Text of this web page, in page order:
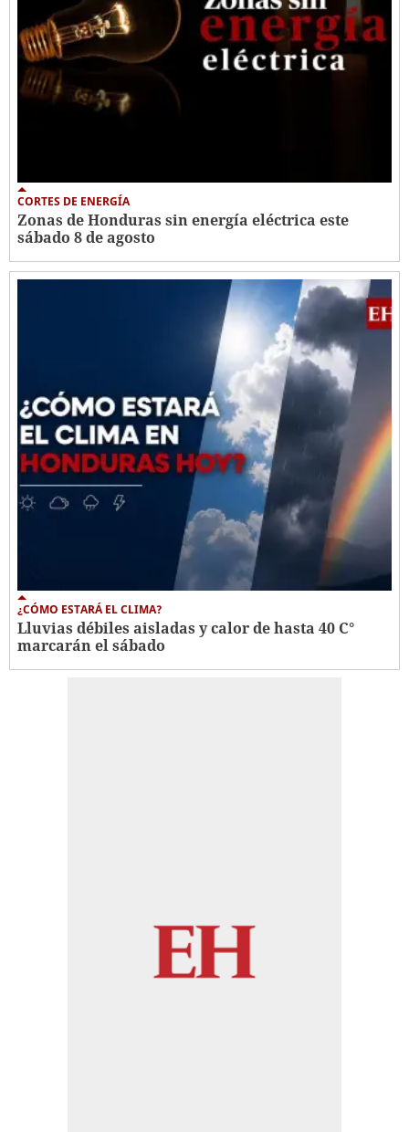
CORTES DE ENERGÍA
Zonas de Honduras sin energía eléctrica este
sábado 8 de agosto
¿CÓMO ESTARÁ EL CLIMA?
Lluvias débiles aisladas y calor de hasta 40 C°
marcarán el sábado